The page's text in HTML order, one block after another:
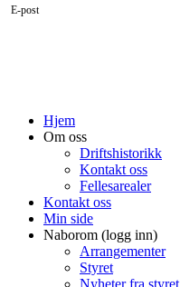
Hjem
Om oss
Driftshistorikk
Kontakt oss
Fellesarealer
Kontakt oss
Min side
Naborom (logg inn)
Arrangementer
Styret
Nyheter fra styret
E-post